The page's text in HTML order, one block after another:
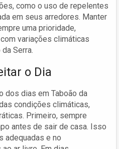
como o uso de repelentes
em seus arredores. Manter
uma prioridade,
variações climáticas
Serra.
o Dia
dos dias em Taboão da
condições climáticas,
Primeiro, sempre
antes de sair de casa. Isso
adequadas e no